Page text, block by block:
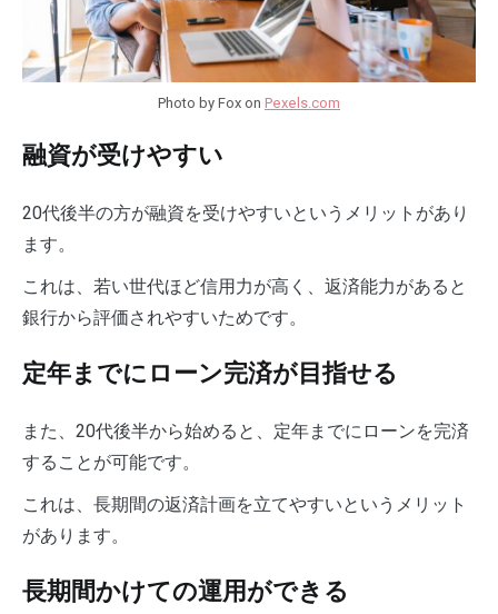
Photo by Fox on Pexels.com
融資が受けやすい
20代後半の方が融資を受けやすいというメリットがあり
ます。
これは、若い世代ほど信用力が高く、返済能力があると
銀行から評価されやすいためです。
定年までにローン完済が目指せる
また、20代後半から始めると、定年までにローンを完済
することが可能です。
これは、長期間の返済計画を立てやすいというメリット
があります。
長期間かけての運用ができる